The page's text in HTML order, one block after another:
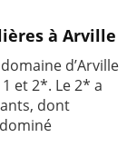
à Arville
d’Arville
et 2*. Le 2* a
dont